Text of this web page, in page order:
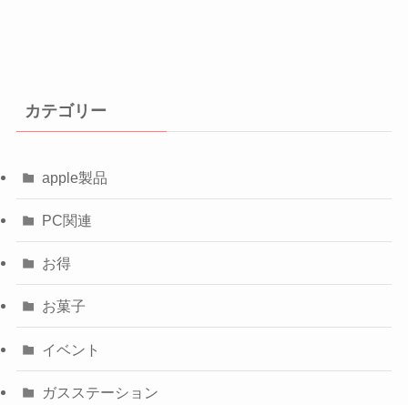
カテゴリー
apple製品
PC関連
お得
お菓子
イベント
ガスステーション